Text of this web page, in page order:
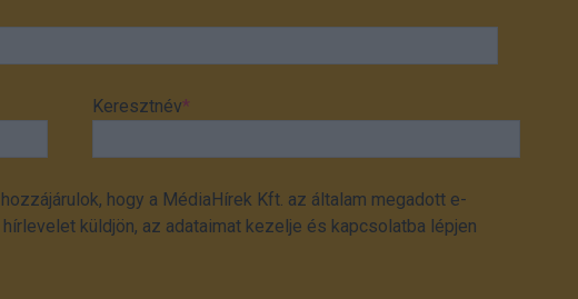
Keresztnév*
hogy a MédiaHírek Kft. az általam megadott e-
küldjön, az adataimat kezelje és kapcsolatba lépjen